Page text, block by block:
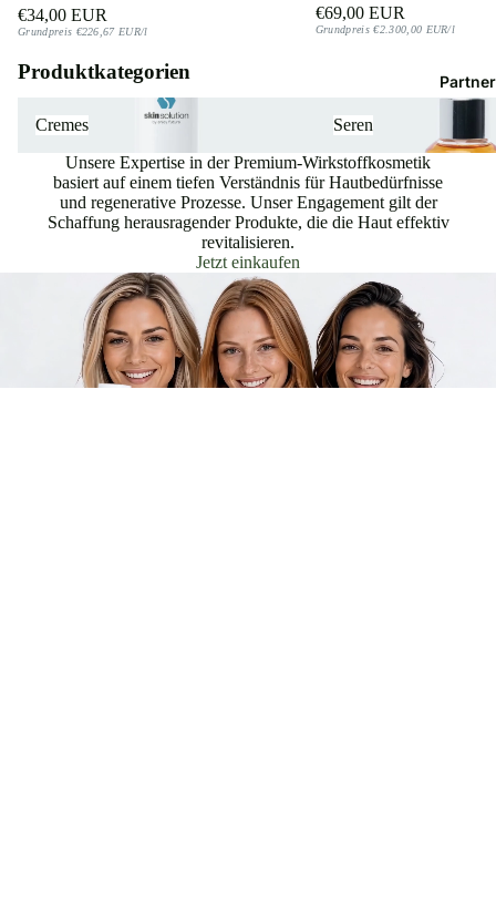
€34,00 EUR
Grundpreis €226,67 EUR/l
€69,00 EUR
Grundpreis €2.300,00 EUR/l
Produktkategorien
Cremes
Seren
Unsere Expertise in der Premium-Wirkstoffkosmetik
basiert auf einem tiefen Verständnis für Hautbedürfnisse
und regenerative Prozesse. Unser Engagement gilt der
Schaffung herausragender Produkte, die die Haut effektiv
revitalisieren.
Jetzt einkaufen